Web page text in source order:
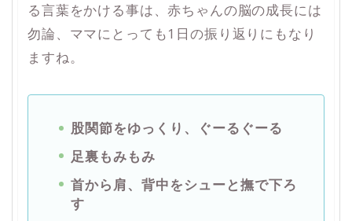
る言葉をかける事は、赤ちゃんの脳の成長には
勿論、ママにとっても1日の振り返りにもなり
ますね。
股関節をゆっくり、ぐーるぐーる
足裏もみもみ
首から肩、背中をシューと撫で下ろ
す